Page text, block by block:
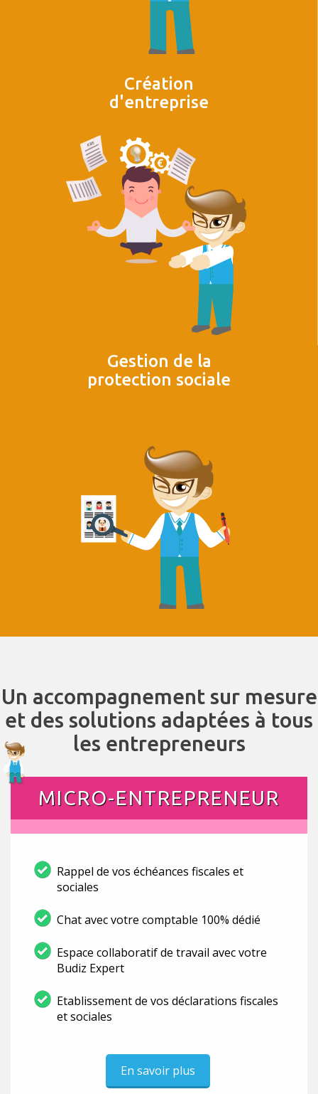
Création
d'entreprise
Gestion de la
protection sociale
Un accompagnement sur mesure
et des solutions adaptées à tous
les entrepreneurs
MICRO-ENTREPRENEUR
Rappel de vos échéances fiscales et
sociales
Chat avec votre comptable 100% dédié
Espace collaboratif de travail avec votre
Budiz Expert
Etablissement de vos déclarations fiscales
et sociales
En savoir plus